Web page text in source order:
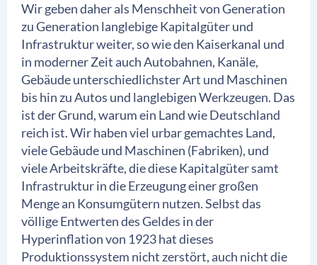
Wir geben daher als Menschheit von Generation
zu Generation langlebige Kapitalgüter und
Infrastruktur weiter, so wie den Kaiserkanal und
in moderner Zeit auch Autobahnen, Kanäle,
Gebäude unterschiedlichster Art und Maschinen
bis hin zu Autos und langlebigen Werkzeugen. Das
ist der Grund, warum ein Land wie Deutschland
reich ist. Wir haben viel urbar gemachtes Land,
viele Gebäude und Maschinen (Fabriken), und
viele Arbeitskräfte, die diese Kapitalgüter samt
Infrastruktur in die Erzeugung einer großen
Menge an Konsumgütern nutzen. Selbst das
völlige Entwerten des Geldes in der
Hyperinflation von 1923 hat dieses
Produktionssystem nicht zerstört, auch nicht die